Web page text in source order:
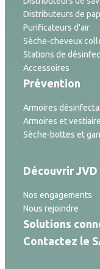
Distributeurs de
Purificateurs d'air
Sèche-cheveux
Stations de
Accessoires
Prévention
Armoires
Armoires et
Sèche-bottes et
Découvrir JVD
Nos engagements
Nous rejoindre
Solutions
Contactez le